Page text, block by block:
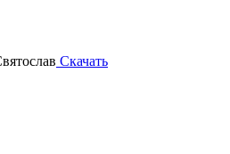
Скачать